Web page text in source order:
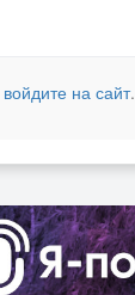
войдите на сайт.